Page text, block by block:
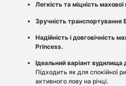
Легкість та міцність
Зручність транспортування
Надійність і довговічність
Princess.
Ідеальний варіант вудилища
Підходить як для спокійної
активного лову на річці.